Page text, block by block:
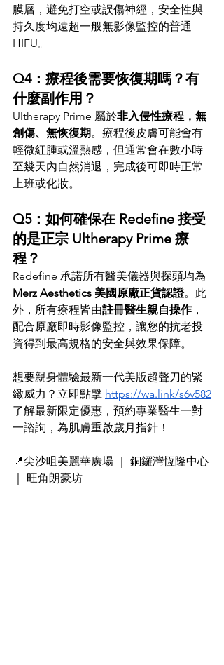
膜層，避免打空或誤傷神經，安全性與
持久度均遠超一般無影像監控的普通
HIFU。
Q4：療程後需要恢復期嗎？有
什麼副作用？
Ultherapy Prime 屬於非入侵性療程，無
創傷、無恢復期。療程後皮膚可能會有
輕微紅腫或溫熱感，但通常會在數小時
至幾天內自然消退，完成後可即時正常
上班或化妝。
Q5：如何確保在 Redefine 接受
的是正宗 Ultherapy Prime 療
程？
Redefine 承諾所有醫美儀器與探頭均為
Merz Aesthetics 美國原廠正貨認證。此
外，所有療程皆由註冊醫生親自操作，
配合原廠即時影像監控，讓您的抗老投
資得到最高規格的安全與效果保障。
想要親身體驗最新一代美版超聲刀的緊
緻威力？立即點擊 https://wa.link/s6v582
了解最新限定優惠，預約專業醫生一對
一諮詢，為肌膚重啟歲月指針！
📍尖沙咀美麗華廣場 ｜ 銅鑼灣恆隆中心
｜ 旺角朗豪坊